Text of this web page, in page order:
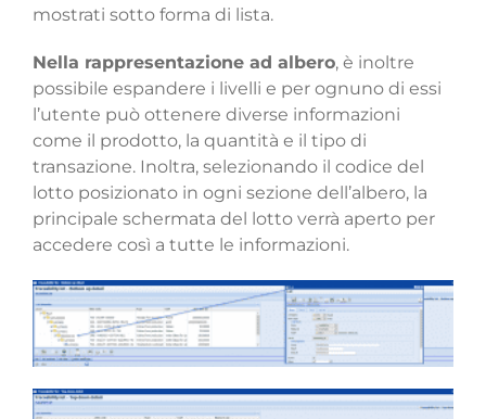
mostrati sotto forma di lista.
Nella rappresentazione ad albero, è inoltre
possibile espandere i livelli e per ognuno di essi
l’utente può ottenere diverse informazioni
come il prodotto, la quantità e il tipo di
transazione. Inoltra, selezionando il codice del
lotto posizionato in ogni sezione dell’albero, la
principale schermata del lotto verrà aperto per
accedere così a tutte le informazioni.